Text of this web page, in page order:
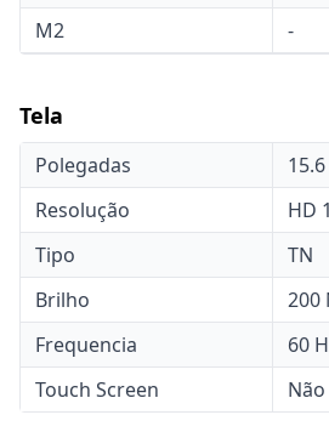
M2
-
Tela
Polegadas
15.6
Resolução
HD
Tipo
TN
Brilho
200
Frequencia
60
Touch Screen
Não